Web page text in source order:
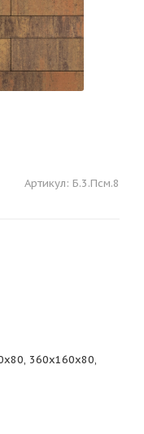
Артикул: Б.3.Псм.8
360х160х80,